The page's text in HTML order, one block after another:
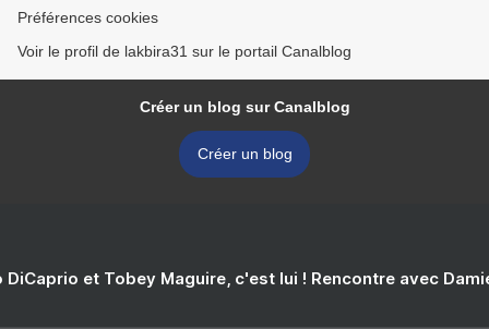
Préférences cookies
Voir le profil de lakbira31 sur le portail Canalblog
Créer un blog sur Canalblog
Créer un blog
DiCaprio et Tobey Maguire, c'est lui ! Rencontre avec